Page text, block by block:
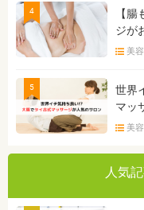
4
【
ジが
美
5
世界
マッ
美
人気